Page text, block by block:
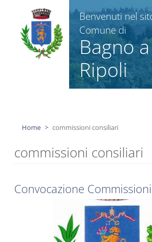
Benvenuti nel
Comune di
Bagno a
Ripoli
Home
commissioni consiliari
commissioni consiliari
Convocazione